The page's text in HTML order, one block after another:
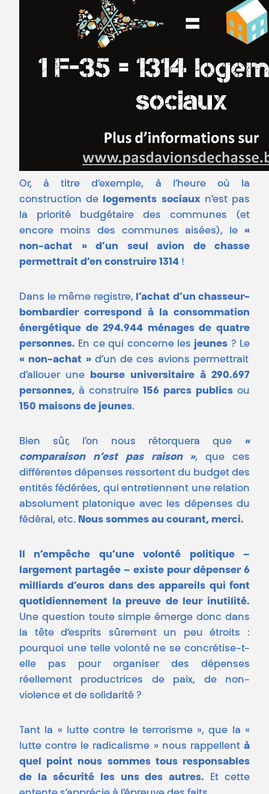
Or, à titre d’exemple, à l’heure où la
construction de
logements sociaux n’est pas
la priorité budgétaire des communes (et
encore moins des communes aisées), le «
non-achat »
d’un seul avion de chasse
permettrait d’en construire 1314 !
Dans le même registre,
l’achat d’un chasseur-
bombardier correspond à la consommation
énergétique de 294.944 ménages de quatre
personnes. En ce qui concerne les jeunes ? Le
« non-achat »d’un de ces avions permettrait
d’allouer une
bourse universitaire à 290.697
personnes, à construire 156 parcs publics ou
150 maisons de jeunes.
Bien sûr, l’on nous rétorquera que
«
comparaison n’est pas raison », que ces
différentes dépenses ressortent du budget des
entités fédérées, qui entretiennent une relation
absolument platonique avec les dépenses du
fédéral, etc. Nous sommes au courant, merci.
Il n’empêche qu’une volonté politique –
largement partagée – existe pour dépenser 6
milliards d’euros dans des appareils qui font
quotidiennement la preuve de leur inutilité.
Une question toute simple émerge donc dans
la tête d’esprits sûrement un peu étroits :
pourquoi une telle volonté ne se concrétise-t-
elle pas pour organiser des dépenses
réellement productrices de paix, de non-
violence et de solidarité ?
Tant la « lutte contre le terrorisme », que la «
lutte contre le radicalisme » nous rappellent à
quel point nous sommes tous responsables
de la sécurité les uns des autres. Et cette